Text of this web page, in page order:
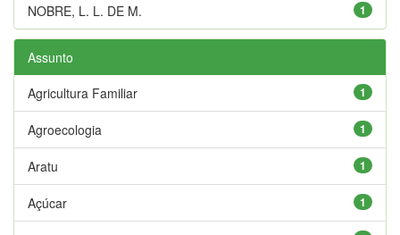
1
NOBRE, L. L. DE M.
Assunto
1
Agricultura Familiar
1
Agroecologia
1
Aratu
1
Açúcar